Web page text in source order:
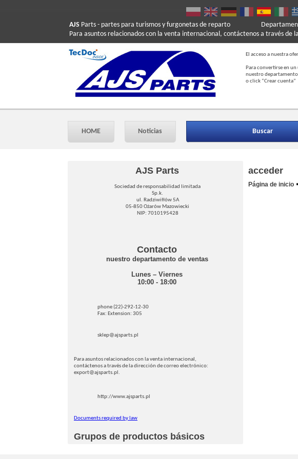
AJS Parts - partes para turismos y furgonetas de reparto
Para asuntos relacionados con la venta internacional, contáctenos a través de
El acceso a nuestra
Para convertirse en
nuestro
o click “Crear cuenta”
HOME Noticias Buscar
AJS Parts
Sociedad de responsabilidad limitada
Sp.k.
ul. Radziwiłłów 5A
05-850 Ożarów Mazowiecki
NIP: 7010195428
Contacto
nuestro departamento de ventas
Lunes – Viernes
10:00 - 18:00
phone (22)-292-12-30
Fax: Extension: 305
sklep@ajsparts.pl
Para asuntos relacionados con la venta internacional,
contáctenos a través de la dirección de correo electrónico:
export@ajsparts.pl.
http://www.ajsparts.pl
Documents required by law
Grupos de productos básicos
acceder
Página de inicio